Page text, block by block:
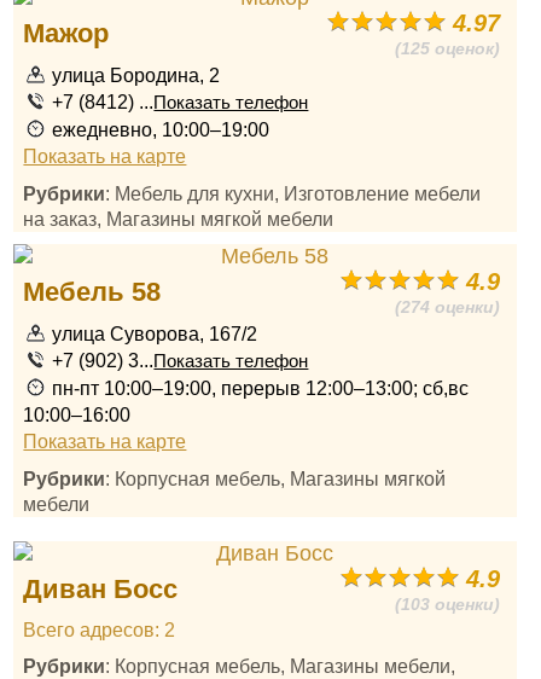
4.97
(125 оценок)
Мажор
улица Бородина, 2
+7 (8412) ...Показать телефон
ежедневно, 10:00–19:00
Показать на карте
Рубрики: Мебель для кухни, Изготовление мебели
на заказ, Магазины мягкой мебели
4.9
(274 оценки)
Мебель 58
улица Суворова, 167/2
+7 (902) 3...Показать телефон
пн-пт 10:00–19:00, перерыв 12:00–13:00; сб,вс
10:00–16:00
Показать на карте
Рубрики: Корпусная мебель, Магазины мягкой
мебели
4.9
(103 оценки)
Диван Босс
Всего адресов: 2
Рубрики: Корпусная мебель, Магазины мебели,